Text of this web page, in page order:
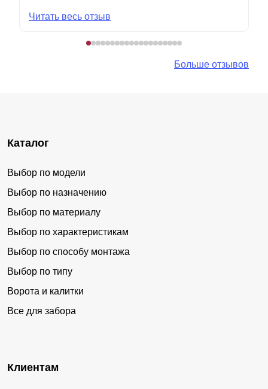
Читать весь отзыв
Больше отзывов
Каталог
Выбор по модели
Выбор по назначению
Выбор по материалу
Выбор по характеристикам
Выбор по способу монтажа
Выбор по типу
Ворота и калитки
Все для забора
Клиентам